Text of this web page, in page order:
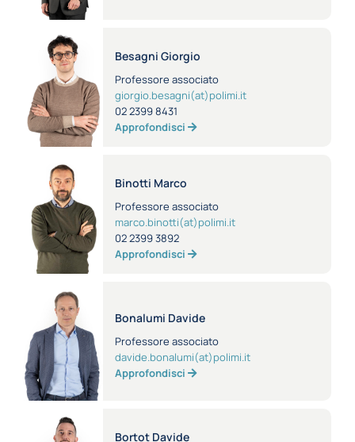
Besagni Giorgio
Professore associato
giorgio.besagni(at)polimi.it
02 2399 8431
Approfondisci
Binotti Marco
Professore associato
marco.binotti(at)polimi.it
02 2399 3892
Approfondisci
Bonalumi Davide
Professore associato
davide.bonalumi(at)polimi.it
Approfondisci
Bortot Davide